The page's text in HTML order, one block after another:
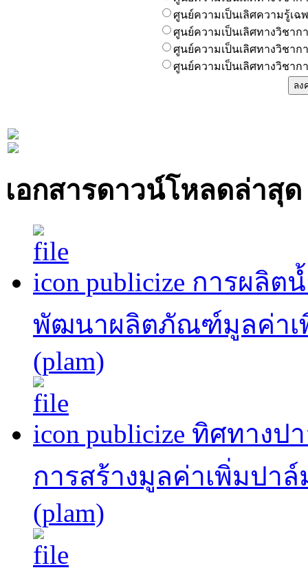
ศูนย์ความเป็นเลิศความรู้เ
ศูนย์ความเป็นเลิศทางวิชาก
ศูนย์ความเป็นเลิศทางวิชาก
ศูนย์ความเป็นเลิศทางวิชาก
เอกสารดาวน์โหลดล่าสุด
publicize การผลิ
พัฒนาผลิตภัณฑ์มูลค่าเ
(plam)
publicize ทิศทาง
การสร้างมูลค่าเพิ่มปา
(plam)